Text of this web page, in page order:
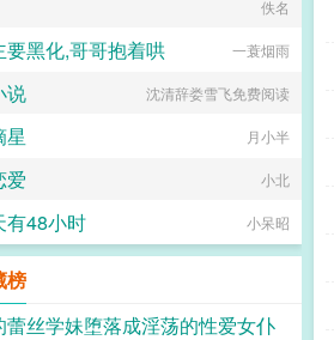
绝情小猫咪
佚名
要黑化,哥哥抱着哄 一蓑烟雨
说 沈清辞娄雪飞免费阅读
星 月小半
爱 小北
有48小时 小呆昭
榜
蕾丝学妹堕落成淫荡的性爱女仆